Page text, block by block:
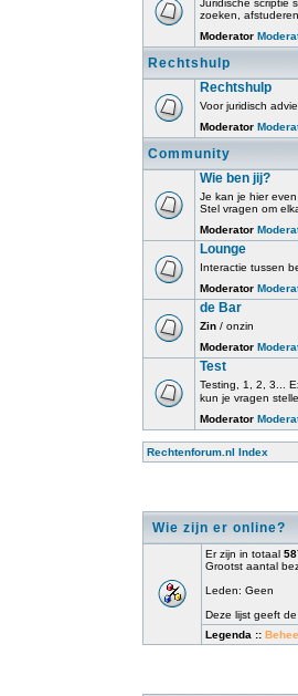
Juridische scriptie
zoeken,
Moderator
Rechtshulp
Rechtshulp
Voor juridisch
Moderator
Community
Wie ben jij?
Je kan je hier
Stel vragen om
Moderator
Lounge
Interactie tussen
Moderator
de Bar
Zin / onzin
Moderator
Test
Testing, 1, 2, 3...
kun je vragen
Moderator
Rechtenforum.nl Index
Wie zijn er online?
Er zijn in totaal
Grootst aantal
Leden: Geen
Deze lijst geeft
Legenda ::